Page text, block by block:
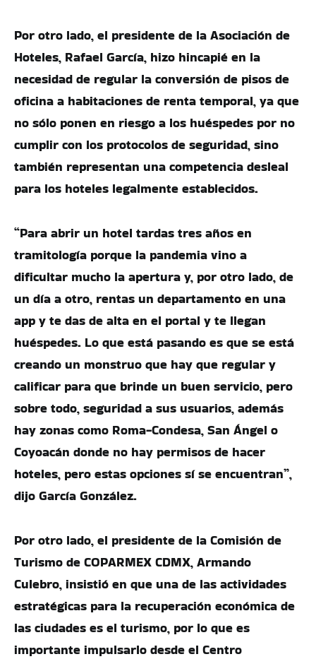
Por otro lado, el presidente de la Asociación de
Hoteles, Rafael García, hizo hincapié en la
necesidad de regular la conversión de pisos de
oficina a habitaciones de renta temporal, ya que
no sólo ponen en riesgo a los huéspedes por no
cumplir con los protocolos de seguridad, sino
también representan una competencia desleal
para los hoteles legalmente establecidos.
“Para abrir un hotel tardas tres años en
tramitología porque la pandemia vino a
dificultar mucho la apertura y, por otro lado, de
un día a otro, rentas un departamento en una
app y te das de alta en el portal y te llegan
huéspedes. Lo que está pasando es que se está
creando un monstruo que hay que regular y
calificar para que brinde un buen servicio, pero
sobre todo, seguridad a sus usuarios, además
hay zonas como Roma-Condesa, San Ángel o
Coyoacán donde no hay permisos de hacer
hoteles, pero estas opciones sí se encuentran”,
dijo García González.
Por otro lado, el presidente de la Comisión de
Turismo de COPARMEX CDMX, Armando
Culebro, insistió en que una de las actividades
estratégicas para la recuperación económica de
las ciudades es el turismo, por lo que es
importante impulsarlo desde el Centro